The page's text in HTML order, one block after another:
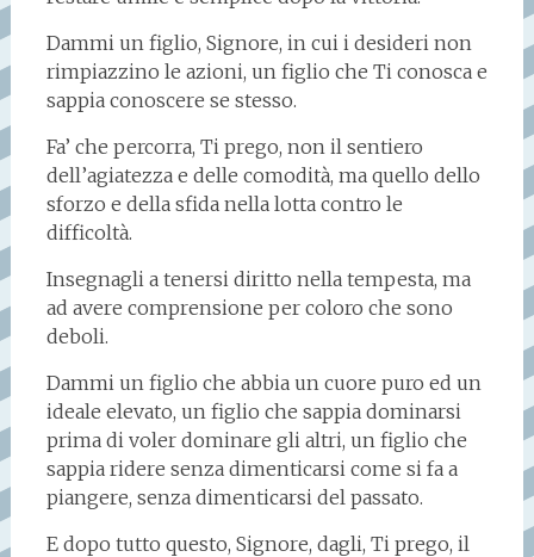
Dammi un figlio, Signore, in cui i desideri non
rimpiazzino le azioni, un figlio che Ti conosca e
sappia conoscere se stesso.
Fa’ che percorra, Ti prego, non il sentiero
dell’agiatezza e delle comodità, ma quello dello
sforzo e della sfida nella lotta contro le
difficoltà.
Insegnagli a tenersi diritto nella tempesta, ma
ad avere comprensione per coloro che sono
deboli.
Dammi un figlio che abbia un cuore puro ed un
ideale elevato, un figlio che sappia dominarsi
prima di voler dominare gli altri, un figlio che
sappia ridere senza dimenticarsi come si fa a
piangere, senza dimenticarsi del passato.
E dopo tutto questo, Signore, dagli, Ti prego, il